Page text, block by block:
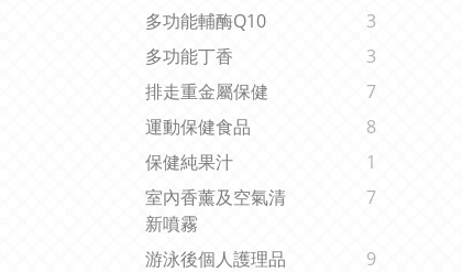
多功能輔酶Q10
3
多功能丁香
3
排走重金屬保健
7
運動保健食品
8
保健純果汁
1
室內香薰及空氣清
新噴霧
7
游泳後個人護理品
9